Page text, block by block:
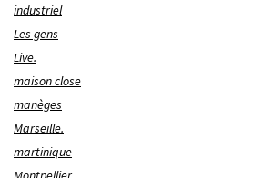
industriel
Les gens
Live.
maison close
manèges
Marseille.
martinique